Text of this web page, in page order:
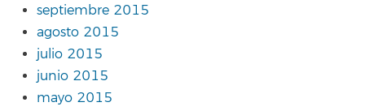
septiembre 2015
agosto 2015
julio 2015
junio 2015
mayo 2015